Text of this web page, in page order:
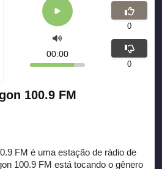
100.9 FM
FM é uma estação de rádio de
100.9 FM está tocando o gênero
00:00
0
0